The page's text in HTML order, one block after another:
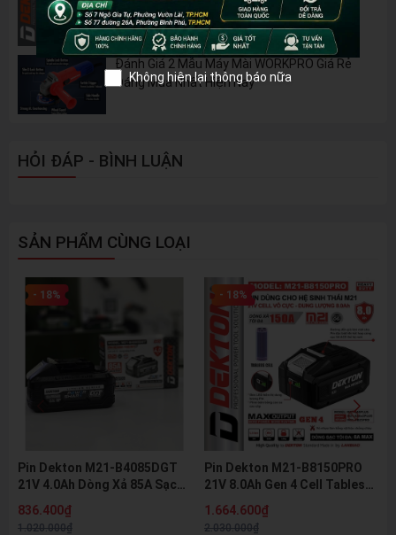
Đánh Giá 2 Mẫu Máy Mài WORKPRO Giá Rẻ
Đáng Mua Nhất Hiện Nay
HỎI ĐÁP - BÌNH LUẬN
SẢN PHẨM CÙNG LOẠI
- 18%
Pin Dekton M21-B4085DGT
21V 4.0Ah Dòng Xả 85A Sạc
Chính Hãng
836.400₫
1.020.000₫
- 18%
Pin Dekton M21-B8150PRO
21V 8.0Ah Gen 4 Cell Tabless
M21 Chính Hãng
1.664.600₫
2.030.000₫
Không hiện lại thông báo nữa